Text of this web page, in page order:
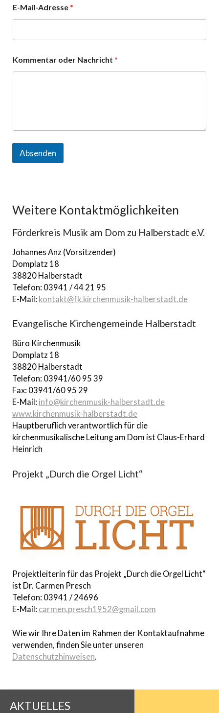
AKTUELLES
d
e
G
s
c
h
*
E-Mail-Adresse*
Kommentar oder Nachricht *
Absenden
r
n
a
ti
v
e
:
Weitere Kontaktmöglichkeiten
Förderkreis Musik am Dom zu Halberstadt e.V.
Johannes Anz (Vorsitzender)
Domplatz 18
38820 Halberstadt
Telefon: 03941 / 44 21 95
E-Mail: kontakt@fk.kirchenmusik-halberstadt.de
Evangelische Kirchengemeinde Halberstadt
Büro Kirchenmusik
Domplatz 18
38820 Halberstadt
Telefon: 03941/60 95 39
Fax: 03941/60 95 29
E-Mail: info@kirchenmusik-halberstadt.de
www.kirchenmusik-halberstadt.de
Hauptberuflich verantwortlich für die
kirchenmusikalische Leitung am Dom ist Claus-Erhard
Heinrich
Projekt „Durch die Orgel Licht“
Projektleiterin für das Projekt „Durch die Orgel Licht“
ist Dr. Carmen Presch
Telefon: 03941 / 24696
E-Mail: carmen.presch1952@gmail.com
Wie wir Ihre Daten im Rahmen der Kontaktaufnahme
verwenden, finden Sie unter unseren
Datenschutzhinweisen.